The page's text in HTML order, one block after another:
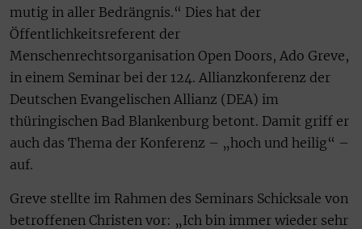
mutig in aller Bedrängnis.“ Dies hat der
Öffentlichkeitsreferent der
Menschenrechtsorganisation Open Doors, Ado Greve,
in einem Seminar bei der 124. Allianzkonferenz der
Deutschen Evangelischen Allianz (DEA) im
thüringischen Bad Blankenburg betont. Damit griff er
auch das Thema der Konferenz – „hoch und heilig“ –
auf.
Greve stellte im Rahmen des Seminars Schicksale von
betroffenen Christen vor: „Ich bin immer wieder sehr